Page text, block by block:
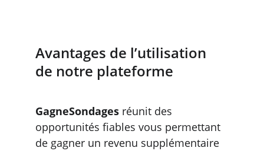
Avantages de l’utilisation
de notre plateforme
GagneSondages réunit des
opportunités fiables vous permettant
de gagner un revenu supplémentaire